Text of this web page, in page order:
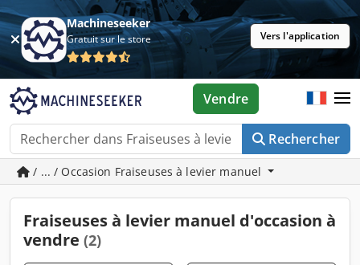
Machineseeker
Gratuit sur le store Vers l'application
Rechercher
Vendre
/ ... / Occasion Fraiseuses à levier manuel
Fraiseuses à levier manuel d'occasion à
vendre (2)